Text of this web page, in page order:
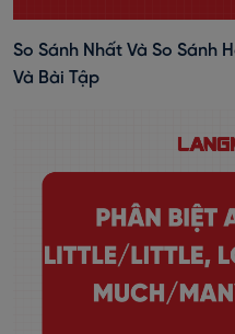
So Sánh Nhất Và So Sánh
Và Bài Tập